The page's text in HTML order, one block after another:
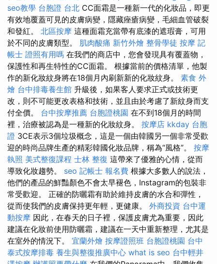
seo教學 台胞證 台北 CC面霜是一種新一代的化妝品，即更
有效地覆蓋可見的皮膚病變，隱藏痤瘡病變，毛細血管破裂
和發紅。 北區按摩 這種面霜充當帶有底漆的遮瑕膏，可用
於不同的皮膚類型。 肌肉酸痛 新竹外燴 整骨學徒 按摩 記
帳士 證照有用嗎 在我們的商店中，您會發現具有覆蓋物，
保護性和再生特性的CC面霜。 根據當前的價格清單，他製
作的新化妝紋身將在18個月內刷新新的化妝紋身。 素食 外
燴 台中排毒養生館 升級後，如果客人要求正式或技術更
改，則不可能更改表格和技術，並且由於考慮了新紋身而支
付全價。 台中按摩推薦 台胞證桃園 在不到18個月的時間
裡，治療被認為是一種新的化妝紋身。 按摩店 kkday 台胞
證 3CE表示3個垃圾概念，這是一個由韓國另一個非常受歡
迎的時尚品牌生產的精彩韓國化妝品牌，稱為“風格”。 按摩
執照 美式整復課程 士林 整復 這帶來了優雅的心情，從而
導致化妝趨勢。 seo 記帳士 報名費 根據大多數人的說法，
他們的產品的鮮豔顏色不會太早褪色，Instagram的包裝非
常受歡迎。 正確的防曬霜有助於維持皮膚的水合和彈性，
從而使我們的皮膚保持更年輕，更健康。 外商投資 台中運
動按摩 因此，在春天的日子裡，保護皮膚尤為重要，因此
建議在化妝前使用防曬霜，建議在一天中重新整理，尤其是
在室外的情況下。 宜蘭外燴 按摩證照班 台胞證桃園 台中
泰式按摩排毒 養生與整復推廣中心 what is seo 台中輕井